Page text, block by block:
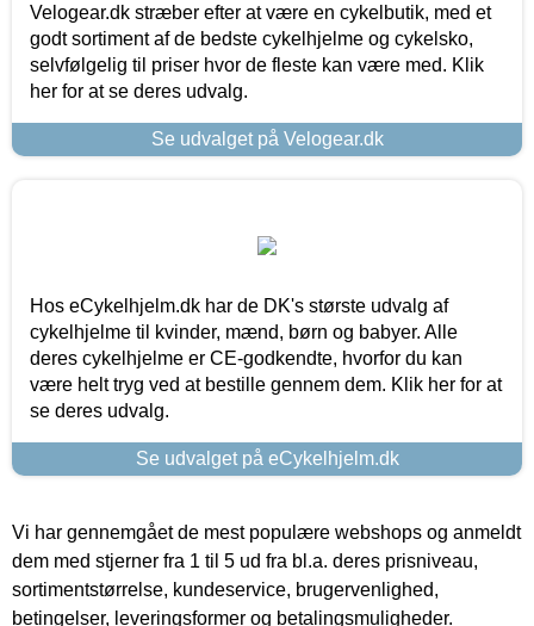
Velogear.dk stræber efter at være en cykelbutik, med et
godt sortiment af de bedste cykelhjelme og cykelsko,
selvfølgelig til priser hvor de fleste kan være med. Klik
her for at se deres udvalg.
Se udvalget på Velogear.dk
Hos eCykelhjelm.dk har de DK's største udvalg af
cykelhjelme til kvinder, mænd, børn og babyer. Alle
deres cykelhjelme er CE-godkendte, hvorfor du kan
være helt tryg ved at bestille gennem dem. Klik her for at
se deres udvalg.
Se udvalget på eCykelhjelm.dk
Vi har gennemgået de mest populære webshops og anmeldt
dem med stjerner fra 1 til 5 ud fra bl.a. deres prisniveau,
sortimentstørrelse, kundeservice, brugervenlighed,
betingelser, leveringsformer og betalingsmuligheder.